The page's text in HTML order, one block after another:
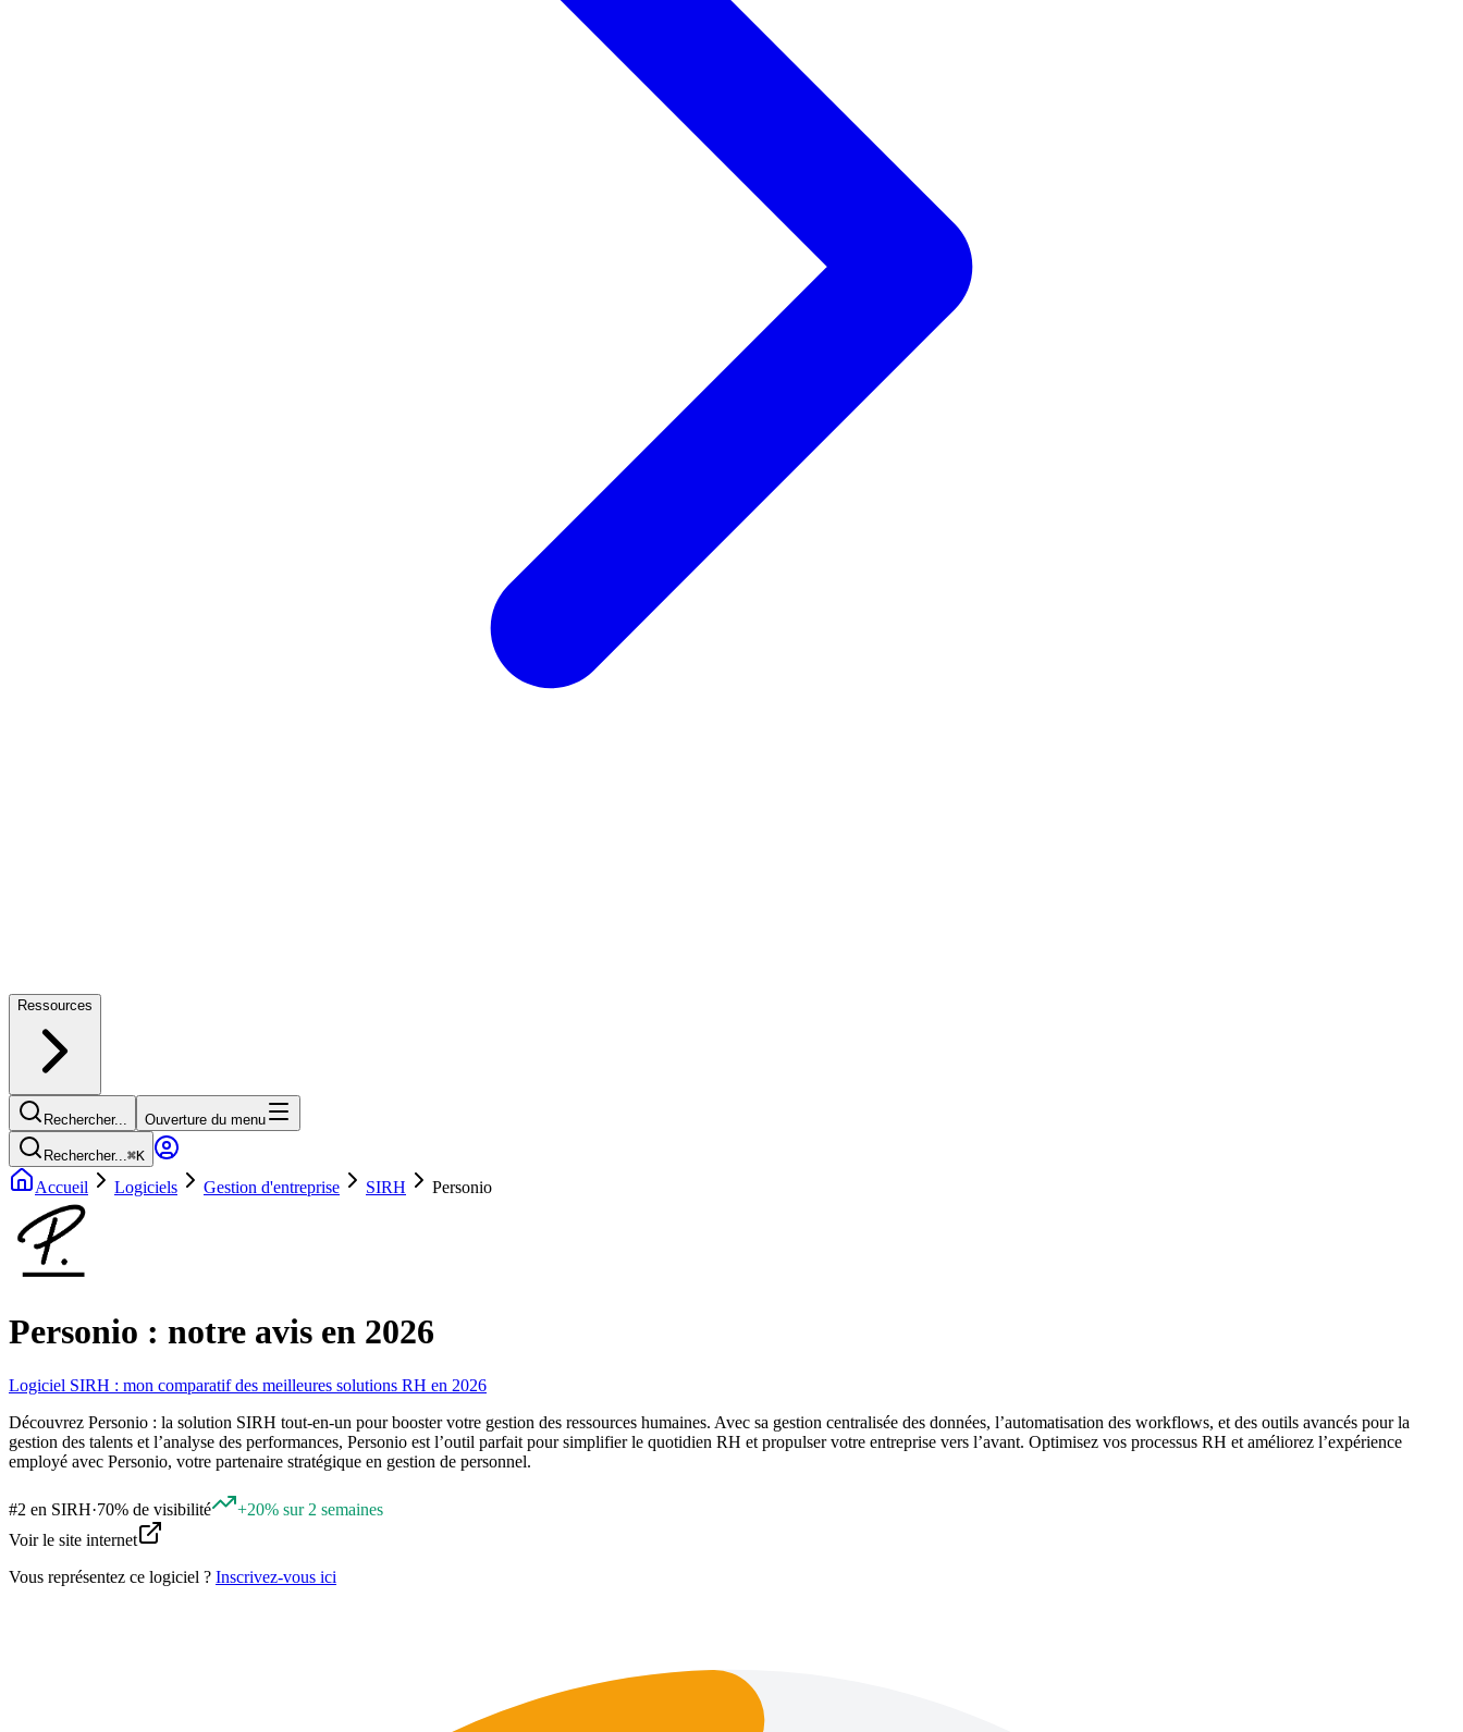
Ressources
Rechercher... Ouverture du menu
Rechercher...⌘K
Accueil Logiciels Gestion d'entreprise SIRH Personio
Personio : notre avis en 2026
Logiciel SIRH : mon comparatif des meilleures solutions RH en 2026
Découvrez Personio : la solution SIRH tout-en-un pour booster votre gestion des ressources humaines. Avec sa gestion centralisée des données, l’automatisation des workflows, et des outils avancés pour la
gestion des talents et l’analyse des performances, Personio est l’outil parfait pour simplifier le quotidien RH et propulser votre entreprise vers l’avant. Optimisez vos processus RH et améliorez l’expérience
employé avec Personio, votre partenaire stratégique en gestion de personnel.
#2 en SIRH·70% de visibilité
+20% sur 2 semaines
Voir le site internet
Vous représentez ce logiciel ? Inscrivez-vous ici